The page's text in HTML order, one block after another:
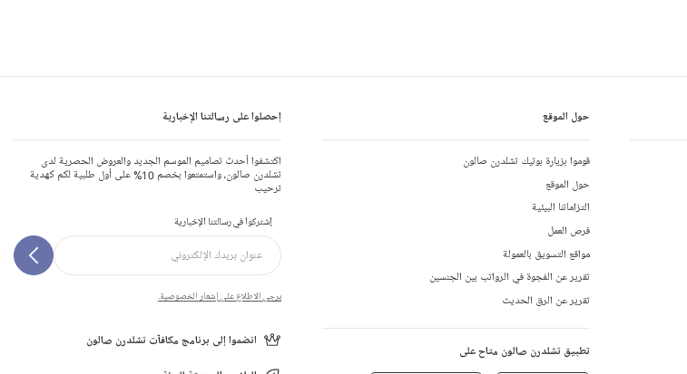
حول الموقع
قوموا بزيارة بوتيك تشلدرن صالون
حول الموقع
التزاماتنا البيئية
فرص العمل
مواقع التسويق بالعمولة
تقرير عن الفجوة في الرواتب بين الجنسين
تقرير عن الرق الحديث
تطبيق تشلدرن صالون متاح على
إحصلوا على رسالتنا الإخبارية
اكتشفوا أحدث تصاميم الموسم الجديد والعروض الحصرية لدى
تشلدرن صالون، واستمتعوا بخصم 10% على أول طلبية لكم كهدية
ترحيب
إشتركوا في رسالتنا الإخبارية
يرجى الاطلاع على إشعار الخصوصية.
انضموا إلى برنامج مكافآت تشلدرن صالون